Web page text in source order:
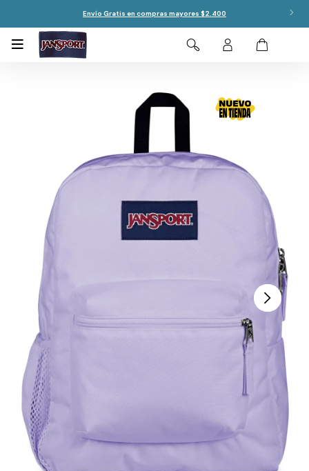
Envío Gratis en compras mayores $2.400
